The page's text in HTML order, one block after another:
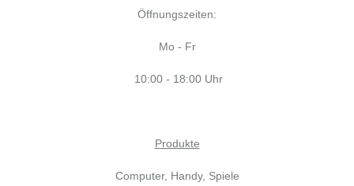
Öffnungszeiten:
Mo - Fr
10:00 - 18:00 Uhr
Produkte
Computer, Handy, Spiele